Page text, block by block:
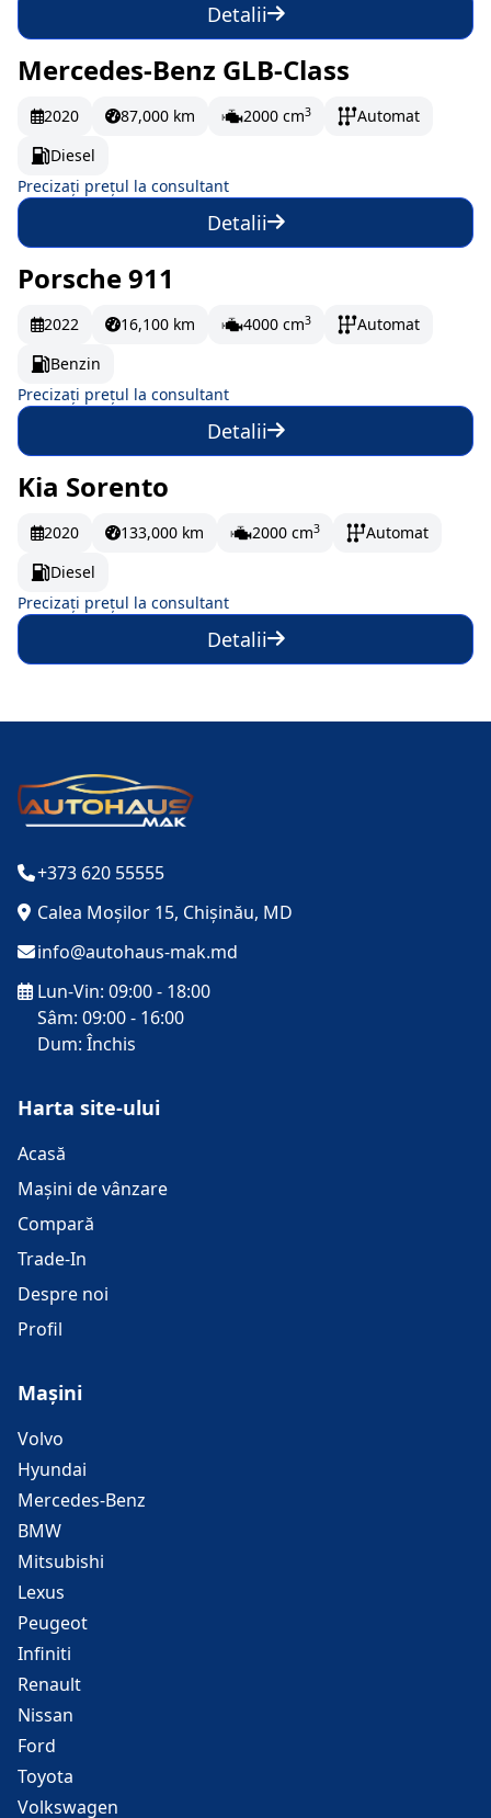
Detalii
La comandă
Mercedes-Benz GLB-Class
2020 87,000 km 2000 cm3
Automat
Diesel
Precizați prețul la consultant
Detalii
La comandă
Porsche 911
2022 16,100 km 4000 cm3
Automat
Benzin
Precizați prețul la consultant
Detalii
La comandă
Kia Sorento
2020 133,000 km 2000 cm3
Automat
Diesel
Precizați prețul la consultant
Detalii
+373 620 55555
Calea Moșilor 15, Chișinău, MD
info@autohaus-mak.md
Lun-Vin: 09:00 - 18:00
Sâm: 09:00 - 16:00
Dum: Închis
Harta site-ului
Acasă
Mașini de vânzare
Compară
Trade-In
Despre noi
Profil
Mașini
Volvo
Hyundai
Mercedes-Benz
BMW
Mitsubishi
Lexus
Peugeot
Infiniti
Renault
Nissan
Ford
Toyota
Volkswagen